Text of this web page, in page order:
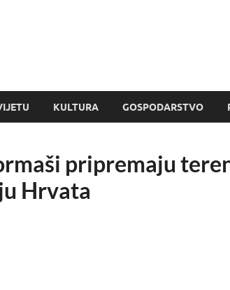
KULTURA GOSPODARSTVO
pripremaju
Hrvata